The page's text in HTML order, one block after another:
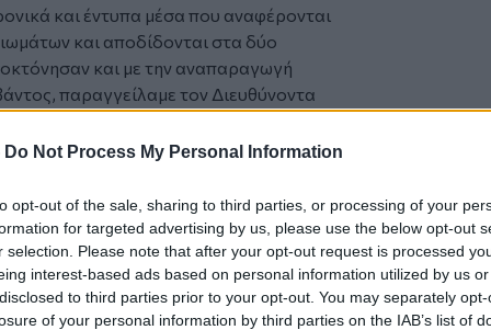
Do Not Process My Personal Information
opt-out of the sale, sharing to third parties, or processing of your
for targeted advertising by us, please use the below opt-out
selection. Please note that after your opt-out request is processed
interest-based ads based on personal information utilized by us
to third parties prior to your opt-out. You may separately
of your personal information by third parties on the IAB’s list of
και έντυπα μέσα που αναφέρονται
και αποδίδονται στα δύο
και με την αναπαραγωγή
παραγγείλαμε τον Διευθύνοντα
αυτεπαγγέλτως διωκομένων
Πιερρακάκης
έστειλε το υλικό σε φίλο του
για την κρυφή βιντεοσκόπηση